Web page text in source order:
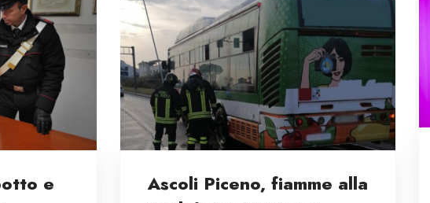
e
Ascoli Piceno, fiamme alla